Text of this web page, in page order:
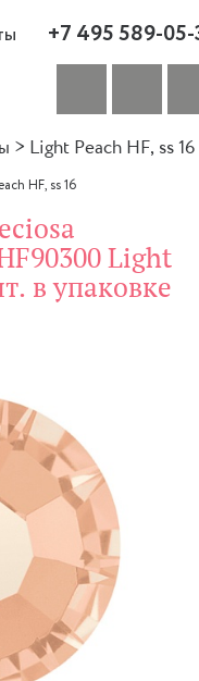
+7 495 589-
> Light Peach HF, ss 16
HF, ss 16
Light
в упаковке